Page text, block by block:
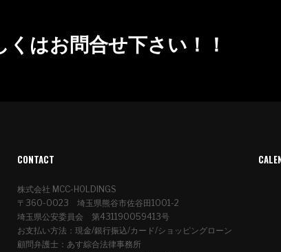
くはお問合せ下さい！！
CONTACT
株式会社 MCC-HOLDINGS
〒360-0023 埼玉県熊谷市佐谷田1001-2
埼玉県公安委員会 第431190059413号
お支払い方法：現金/銀行振込/カード/ショッピングローン
顧問弁護士：あす綜合法律事務所